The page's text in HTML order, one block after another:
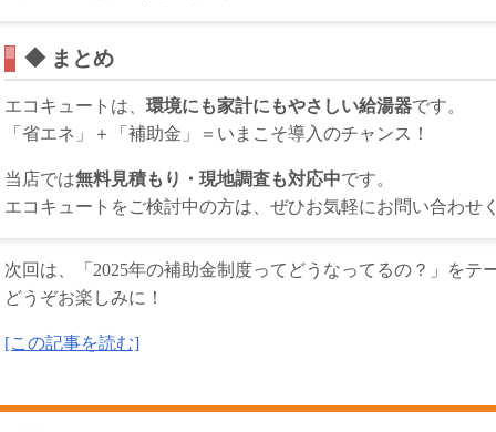
◆ まとめ
エコキュートは、 環境にも家計にもやさしい給湯器です。
「省エネ」＋「補助金」＝いまこそ導入のチャンス！
当店では無料見積もり・現地調査も対応中です。
エコキュートをご検討中の方は、ぜひお気軽にお問い合わせ
次回は、「2025年の補助金制度ってどうなってるの？」をテ
どうぞお楽しみに！
[この記事を読む]